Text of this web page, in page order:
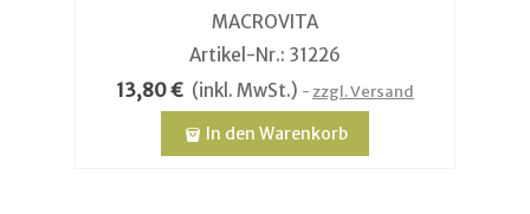
MACROVITA
Artikel-Nr.: 31226
13,80 € (inkl. MwSt.) zzgl. Versand
In den Warenkorb